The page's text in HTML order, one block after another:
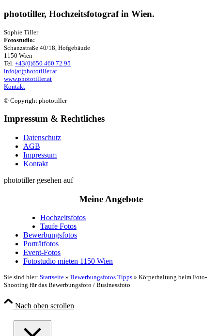
phototiller, Hochzeitsfotograf in Wien.
Sophie Tiller
Fotostudio:
Schanzstraße 40/18, Hofgebäude
1150 Wien
Tel. +43(0)650 460 72 95
info(at)phototiller.at
www.phototiller.at
Kontakt
© Copyright phototiller
Impressum & Rechtliches
Datenschutz
AGB
Impressum
Kontakt
phototiller gesehen auf
Meine Angebote
Hochzeitsfotos
Taufe Fotos
Bewerbungsfotos
Porträtfotos
Event-Fotos
Fotostudio mieten 1150 Wien
Sie sind hier: Startseite » Bewerbungsfotos Tipps » Körperhaltung beim Foto-
Shooting für das Bewerbungsfoto / Businessfoto
Nach oben scrollen